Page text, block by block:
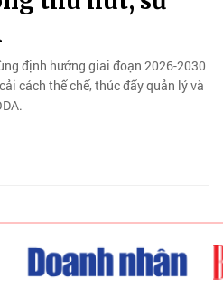
định hướng giai đoạn 2026-2030
cách thể chế, thúc đẩy quản lý và